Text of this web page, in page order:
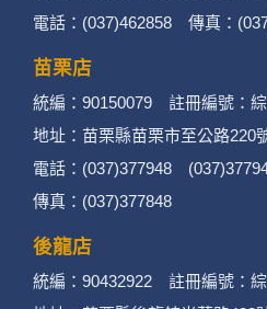
電話：(037)462858 傳真：
苗栗店
統編：90150079 註冊編號：
地址：苗栗縣苗栗市至公路220
電話：(037)377948
傳真：(037)377848
後龍店
統編：90432922 註冊編號：綜